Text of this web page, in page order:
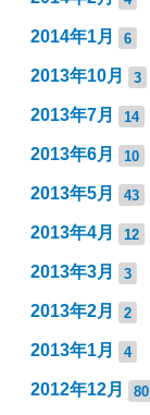
2014年1月 6
2013年10月 3
2013年7月 14
2013年6月 10
2013年5月 43
2013年4月 12
2013年3月 3
2013年2月 2
2013年1月 4
2012年12月 80